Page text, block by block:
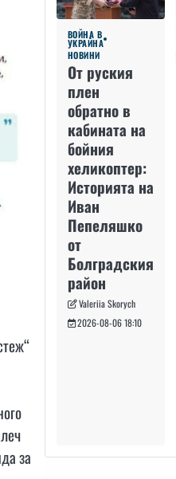
за
ВОЙНА В
УКРАЙНА
НОВИНИ
От руския
плен
обратно в
кабината на
бойния
хеликоптер:
Историята на
Иван
Пепеляшко
от
Болградския
район
Valeriia Skorych
2026-08-06 18:10